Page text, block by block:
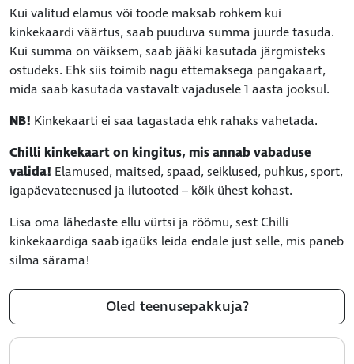
Kui valitud elamus või toode maksab rohkem kui
kinkekaardi väärtus, saab puuduva summa juurde tasuda.
Kui summa on väiksem, saab jääki kasutada järgmisteks
ostudeks. Ehk siis toimib nagu ettemaksega pangakaart,
mida saab kasutada vastavalt vajadusele 1 aasta jooksul.
NB! Kinkekaarti ei saa tagastada ehk rahaks vahetada.
Chilli kinkekaart on kingitus, mis annab vabaduse
valida! Elamused, maitsed, spaad, seiklused, puhkus, sport,
igapäevateenused ja ilutooted – kõik ühest kohast.
Lisa oma lähedaste ellu vürtsi ja rõõmu, sest Chilli
kinkekaardiga saab igaüks leida endale just selle, mis paneb
silma särama!
Oled teenusepakkuja?